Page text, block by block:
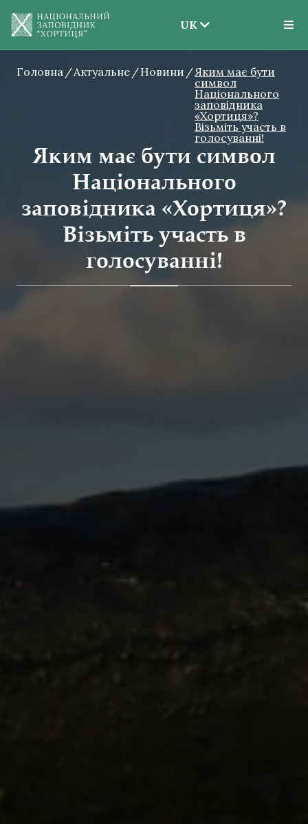
UK
EN
UK
Головна Актуальне Новини
Яким має бути
символ
Національного
заповідника
«Хортиця»?
Візьміть участь в
голосуванні!
Яким має бути символ
Національного
заповідника «Хортиця»?
Візьміть участь в
голосуванні!